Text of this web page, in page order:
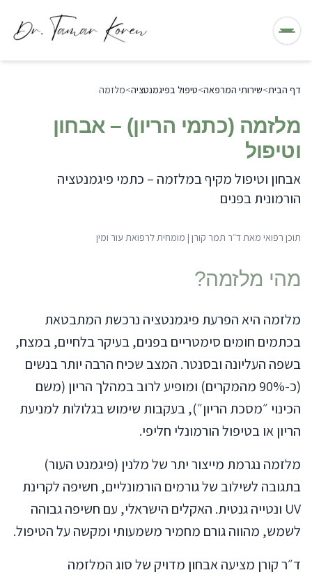
תפריט
דף הבית>שירותי המרפאה>טיפול בפיגמנטציה>מלזמה
מלזמה (כתמי הריון) – אבחון
וטיפול
אבחון וטיפול מקיף במלזמה – כתמי פיגמנטציה
הורמונית בפנים
תוכן רפואי מאתד״ר תמר קורן | מומחית לרפואת עור ומין
מהי מלזמה?
מלזמה היא הפרעת פיגמנטציה נרכשת המתבטאת
בכתמים חומים סימטריים בפנים, בעיקר בלחיים, במצח,
בשפה העליונה ובסנטר. המצב שכיח הרבה יותר בנשים
(כ-90% מהמקרים) ומופיע לרוב במהלך הריון (משם
הכינוי ״מסכת הריון״), בעקבות שימוש בגלולות למניעת
הריון או בטיפול הורמונלי חליפי.
מלזמה נגרמת מייצור יתר של מלנין (פיגמנט העור)
בתגובה לשילוב של גורמים הורמונליים, חשיפה לקרינת
UV ונטייה גנטית. האקלים הישראלי, עם חשיפה גבוהה
לשמש, מהווה גורם מחמיר משמעותי ומקשה על הטיפול.
ד״ר קורן מציעה אבחון מדויק של סוג המלזמה